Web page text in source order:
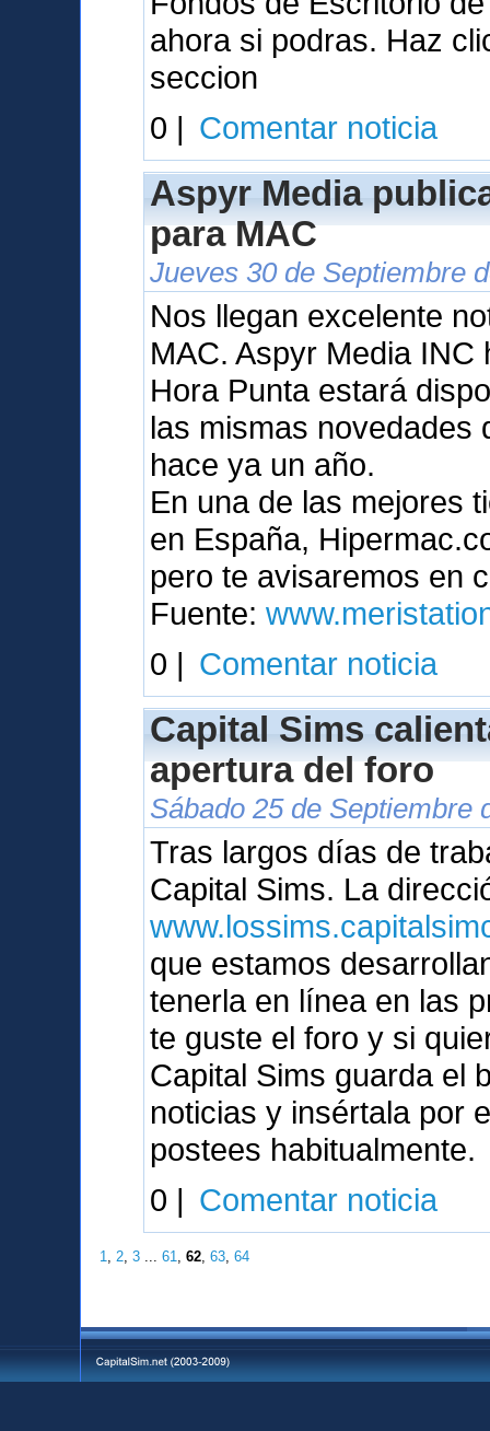
ahora si podras. Haz
seccion
0 | Comentar noticia
Aspyr Media
para MAC
Jueves 30 de Septiembre
Nos llegan excelente
MAC. Aspyr Media
Hora Punta estará
las mismas novedades
hace ya un año.
En una de las mejores
en España,
pero te avisaremos en
Fuente:
0 | Comentar noticia
Capital Sims
apertura del foro
Sábado 25 de Septiembre
Tras largos días de
Capital Sims. La
que estamos
tenerla en línea en las
te guste el foro y si
Capital Sims guarda el
noticias y insértala por
postees habitualmente.
0 | Comentar noticia
1 2 ,3 ...61 ,62 ,63 ,64